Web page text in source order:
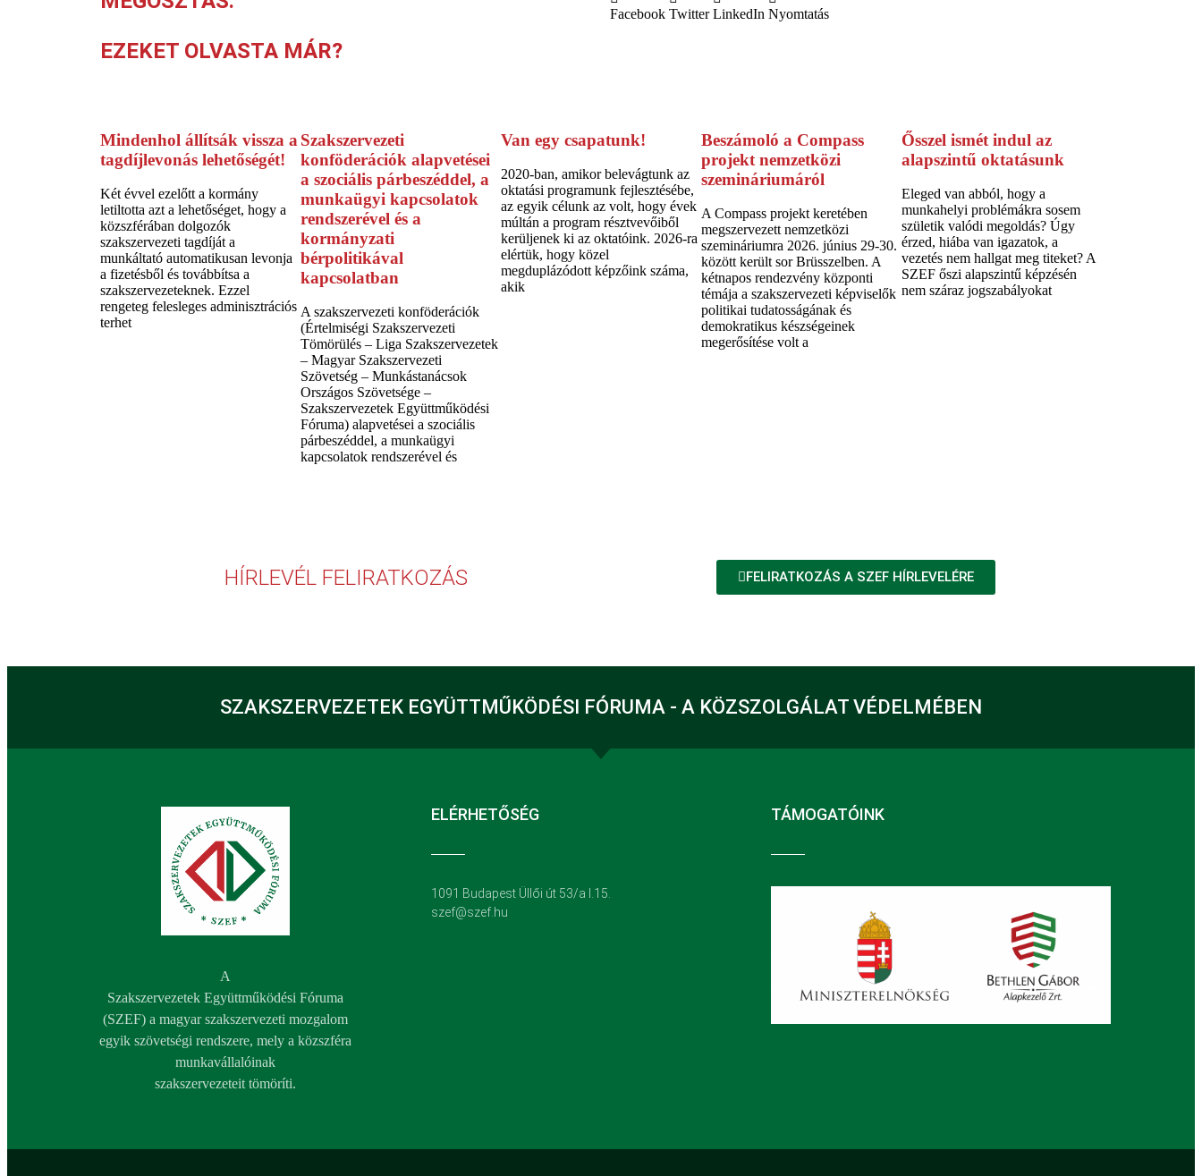
Facebook Twitter LinkedIn Nyomtatás
EZEKET OLVASTA MÁR?
Mindenhol állítsák vissza a
tagdíjlevonás lehetőségét!
Két évvel ezelőtt a kormány
letiltotta azt a lehetőséget, hogy a
közszférában dolgozók
szakszervezeti tagdíját a
munkáltató automatikusan levonja
a fizetésből és továbbítsa a
szakszervezeteknek. Ezzel
rengeteg felesleges adminisztrációs
terhet
Szakszervezeti
konföderációk alapvetései
a szociális párbeszéddel, a
munkaügyi kapcsolatok
rendszerével és a
kormányzati
bérpolitikával
kapcsolatban
A szakszervezeti konföderációk
(Értelmiségi Szakszervezeti
Tömörülés – Liga Szakszervezetek
– Magyar Szakszervezeti
Szövetség – Munkástanácsok
Országos Szövetsége –
Szakszervezetek Együttműködési
Fóruma) alapvetései a szociális
párbeszéddel, a munkaügyi
kapcsolatok rendszerével és
Van egy csapatunk!
2020-ban, amikor belevágtunk az
oktatási programunk fejlesztésébe,
az egyik célunk az volt, hogy évek
múltán a program résztvevőiből
kerüljenek ki az oktatóink. 2026-ra
elértük, hogy közel
megduplázódott képzőink száma,
akik
Beszámoló a Compass
projekt nemzetközi
szemináriumáról
A Compass projekt keretében
megszervezett nemzetközi
szemináriumra 2026. június 29-30.
között került sor Brüsszelben. A
kétnapos rendezvény központi
témája a szakszervezeti képviselők
politikai tudatosságának és
demokratikus készségeinek
megerősítése volt a
Ősszel ismét indul az
alapszintű oktatásunk
Eleged van abból, hogy a
munkahelyi problémákra sosem
születik valódi megoldás? Úgy
érzed, hiába van igazatok, a
vezetés nem hallgat meg titeket? A
SZEF őszi alapszintű képzésén
nem száraz jogszabályokat
HÍRLEVÉL FELIRATKOZÁS FELIRATKOZÁS A SZEF HÍRLEVELÉRE
SZAKSZERVEZETEK EGYÜTTMŰKÖDÉSI FÓRUMA - A KÖZSZOLGÁLAT VÉDELMÉBEN
A
Szakszervezetek Együttműködési Fóruma
(SZEF) a magyar szakszervezeti mozgalom
egyik szövetségi rendszere, mely a közszféra
munkavállalóinak
szakszervezeteit tömöríti.
ELÉRHETŐSÉG
1091 Budapest Üllői út 53/a I.15.
szef@szef.hu
TÁMOGATÓINK